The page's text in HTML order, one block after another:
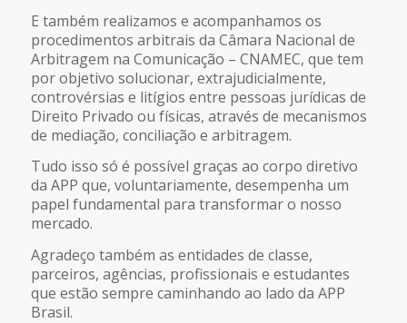
E também realizamos e acompanhamos os
procedimentos arbitrais da Câmara Nacional de
Arbitragem na Comunicação – CNAMEC, que tem
por objetivo solucionar, extrajudicialmente,
controvérsias e litígios entre pessoas jurídicas de
Direito Privado ou físicas, através de mecanismos
de mediação, conciliação e arbitragem.
Tudo isso só é possível graças ao corpo diretivo
da APP que, voluntariamente, desempenha um
papel fundamental para transformar o nosso
mercado.
Agradeço também as entidades de classe,
parceiros, agências, profissionais e estudantes
que estão sempre caminhando ao lado da APP
Brasil.